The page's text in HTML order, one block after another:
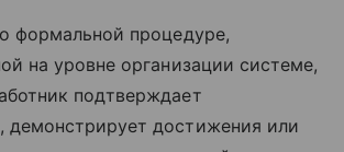
формальной процедуре,
на уровне организации системе,
подтверждает
демонстрирует достижения или